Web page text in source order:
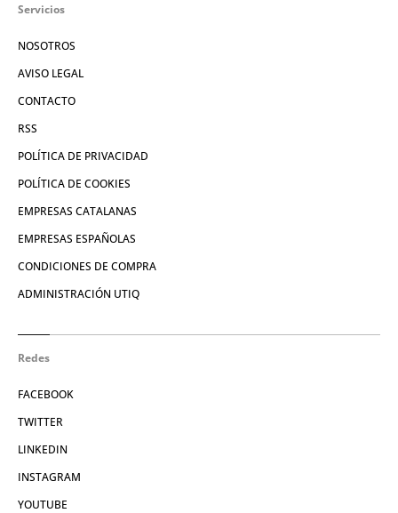
Servicios
NOSOTROS
AVISO LEGAL
CONTACTO
RSS
POLÍTICA DE PRIVACIDAD
POLÍTICA DE COOKIES
EMPRESAS CATALANAS
EMPRESAS ESPAÑOLAS
CONDICIONES DE COMPRA
ADMINISTRACIÓN UTIQ
Redes
FACEBOOK
TWITTER
LINKEDIN
INSTAGRAM
YOUTUBE